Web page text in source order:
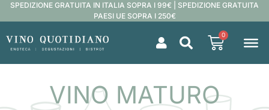
SPEDIZIONE GRATUITA IN ITALIA SOPRA I 99€ | SPEDIZIONE GRATUITA
PAESI UE SOPRA I 250€
0
VINO MATURO